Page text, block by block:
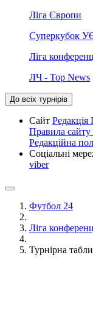
Ліга Європи
Суперкубок
Ліга
ЛЧ - Top News
До всіх турнірів
Сайт Редакція
Правила сайту
Редакційна
Соціальні
viber
Футбол 24
Ліга
Турнірна